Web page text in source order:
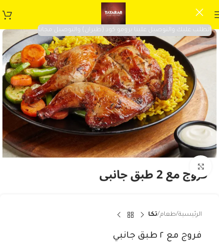
الطلب عليك والتوصيل علينا برومو كود (طيران) والتوصيل مجانا
الرئيسية طعام تكا
فروج مع ٢ طبق جانبي